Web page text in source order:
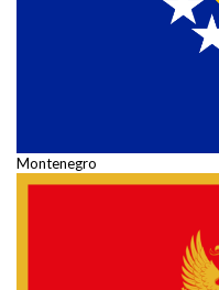
Montenegro